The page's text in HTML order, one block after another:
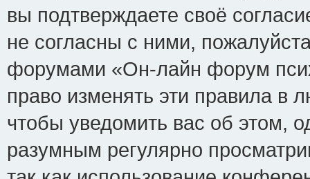
вы подтверждаете своё
не согласны с ними,
форумами «Он-лайн форум
право изменять эти правила в
чтобы уведомить вас об этом,
разумным регулярно